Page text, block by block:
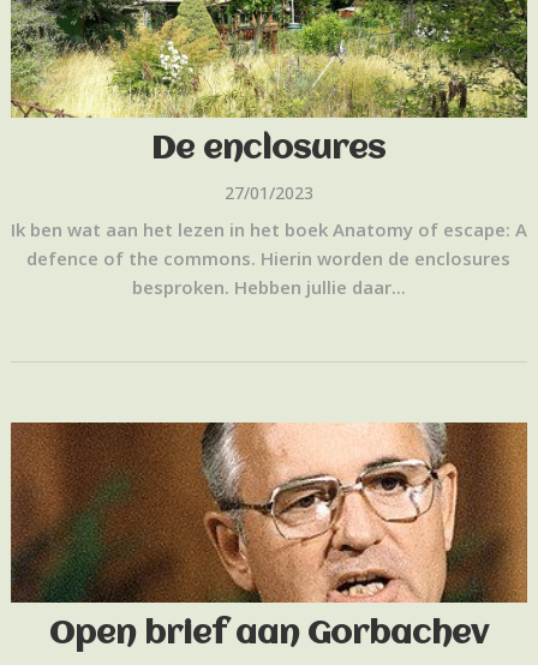
De enclosures
27/01/2023
Ik ben wat aan het lezen in het boek Anatomy of escape: A
defence of the commons. Hierin worden de enclosures
besproken. Hebben jullie daar...
Open brief aan Gorbachev